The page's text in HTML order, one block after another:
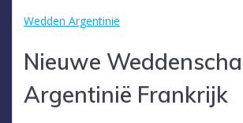
Wedden Argentinië
Nieuwe
Argentinië Frankrijk